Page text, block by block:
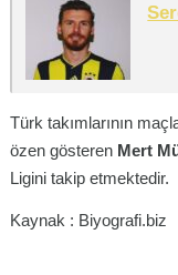
Türk takımlarının
özen gösteren Mert
Ligini takip etmektedir.
Kaynak : Biyografi.biz